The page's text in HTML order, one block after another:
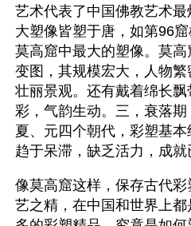
艺术代表了中国佛教艺术
大塑像皆塑于唐，如第96
莫高窟中最大的塑像。莫
变图，其规模宏大，人物
壮丽景观。还有戴着绵长
彩，气韵生动。三，衰落
夏、元四个朝代，彩塑基
趋于呆滞，缺乏活力，成就
像莫高窟这样，保存古代
艺之精，在中国和世界上